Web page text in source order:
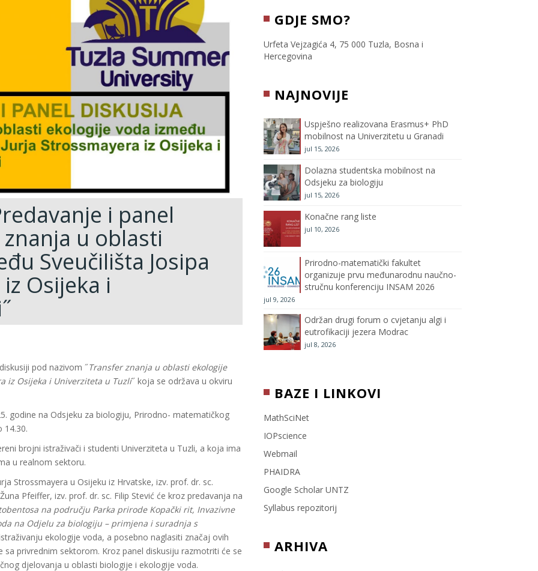
i panel
u oblasti
Sveučilišta Josipa
Osijeka i
pod nazivom ˝Transfer znanja u oblasti ekologije
iz Osijeka i Univerziteta u Tuzli˝ koja se održava u okviru
godine na Odsjeku za biologiju, Prirodno- matematičkog
14.30.
brojni istraživači i studenti Univerziteta u Tuzli, a koja ima
u realnom sektoru.
Strossmayera u Osijeku iz Hrvatske, izv. prof. dr. sc.
Pfeiffer, izv. prof. dr. sc. Filip Stević će kroz predavanja na
na području Parka prirode Kopački rit, Invazivne
na Odjelu za biologiju – primjena i suradnja s
ekologije voda, a posebno naglasiti značaj ovih
privrednim sektorom. Kroz panel diskusiju razmotriti će se
djelovanja u oblasti biologije i ekologije voda.
c
e
o
o
k
i
t
e
t
a
m
T
C
h
e
l
GDJE SMO?
Urfeta Vejzagića 4, 75 000 Tuzla, Bosna i
Hercegovina
NAJNOVIJE
Uspješno realizovana Erasmus+ PhD
mobilnost na Univerzitetu u Granadi
jul 15, 2026
Dolazna studentska mobilnost na
Odsjeku za biologiju
jul 15, 2026
Konačne rang liste
jul 10, 2026
Prirodno-matematički fakultet
organizuje prvu međunarodnu naučno-
stručnu konferenciju INSAM 2026
jul 9, 2026
Održan drugi forum o cvjetanju algi i
eutrofikaciji jezera Modrac
jul 8, 2026
BAZE I LINKOVI
MathSciNet
IOPscience
Webmail
PHAIDRA
Google Scholar UNTZ
Syllabus repozitorij
ARHIVA